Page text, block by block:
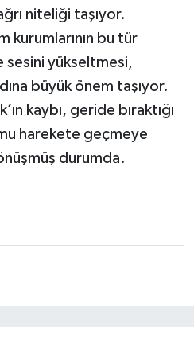
niteliği taşıyor.
bu tür
yükseltmesi,
büyük önem taşıyor.
kaybı, geride bıraktığı
harekete geçmeye
durumda.